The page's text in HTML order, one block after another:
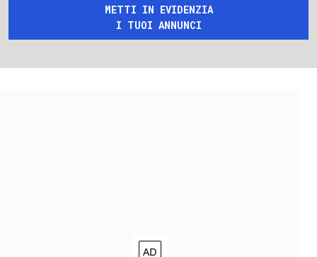
METTI IN EVIDENZIA
I TUOI ANNUNCI